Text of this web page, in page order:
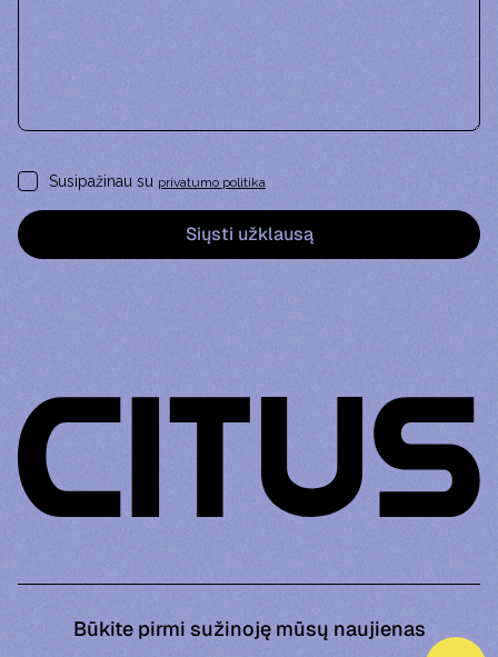
Susipažinau su privatumo politika
Būkite pirmi sužinoję mūsų naujienas